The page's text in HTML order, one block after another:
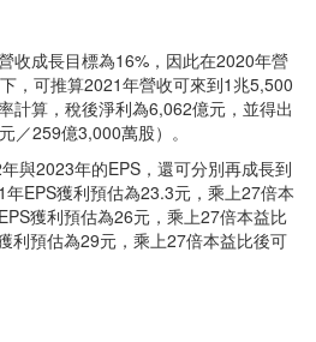
收成長目標為16%，因此在2020年營
，可推算2021年營收可來到1兆5,500
計算，稅後淨利為6,062億元，並得出
／259億3,000萬股）。
與2023年的EPS，還可分別再成長到
EPS獲利預估為23.3元，乘上27倍本
獲利預估為26元，乘上27倍本益比
利預估為29元，乘上27倍本益比後可